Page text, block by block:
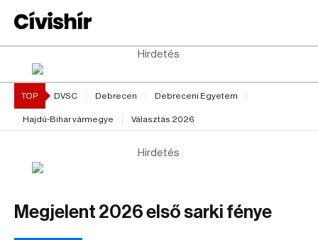
Hirdetés
TOP DVSC Debrecen Debreceni Egyetem
Hajdú-Bihar vármegye Választás 2026
Hirdetés
Megjelent 2026 első sarki fénye